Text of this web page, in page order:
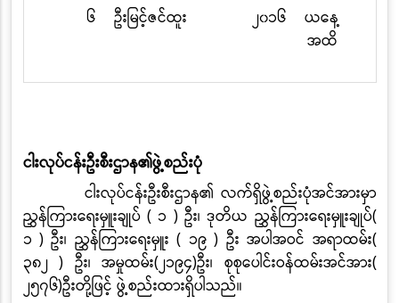
၆
ဦးမြင့်ဇင်ထူး ၂၀၁၆
ယနေ့
အထိ
ငါးလုပ်ငန်းဦးစီးဌာန၏ဖွဲ့စည်းပုံ
ငါးလုပ်ငန်းဦးစီးဌာန၏ လက်ရှိဖွဲ့စည်းပုံအင်အားမှာ
ညွှန်ကြားရေးမှူးချုပ်( ၁ ) ဦး၊ ဒုတိယ ညွှန်ကြားရေးမှူးချုပ်(
၁ )ဦး၊ ညွှန်ကြားရေးမှူး( ၁၉) ဦး အပါအဝင် အရာထမ်း(
၃၈၂ ) ဦး၊ အမှုထမ်း( ၂၁၉၄)ဦး၊ စုစုပေါင်းဝန်ထမ်းအင်အား(
၂၅၇၆)ဦးတို့ဖြင့် ဖွဲ့စည်းထားရှိပါသည်။